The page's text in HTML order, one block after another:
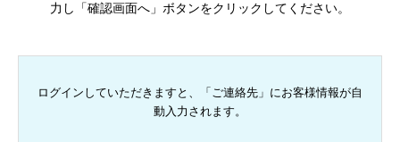
力し「確認画面へ」ボタンをクリックしてください。
ログインしていただきますと、「ご連絡先」にお客様情報が自
動入力されます。